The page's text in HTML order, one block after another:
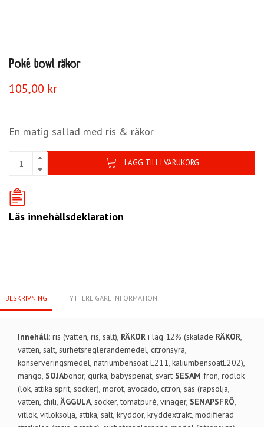
Poké bowl räkor
105,00 kr
En matig sallad med ris & räkor
LÄGG TILL I VARUKORG
Läs innehållsdeklaration
BESKRIVNING YTTERLIGARE INFORMATION
Innehåll: ris (vatten, ris, salt), RÄKOR i lag 12% (skalade RÄKOR,
vatten, salt, surhetsreglerandemedel, citronsyra,
konserveringsmedel, natriumbensoat E211, kaliumbensoatE202),
mango, SOJAbönor, gurka, babyspenat, svart SESAM frön, rödlök
(lök, ättika sprit, socker), morot, avocado, citron, sås (rapsolja,
vatten, chili, ÄGGULA, socker, tomatpuré, vinäger, SENAPSFRÖ,
vitlök, vitlöksolja, ättika, salt, kryddor, kryddextrakt, modifierad